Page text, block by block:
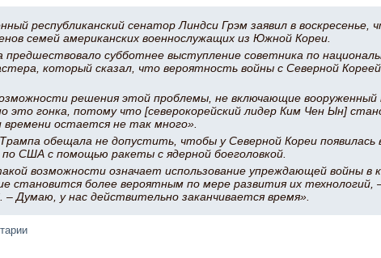
республиканский сенатор Линдси Грэм заявил в воскресенье,
семей американских военнослужащих из Южной Кореи.
предшествовало субботнее выступление советника по
который сказал, что вероятность войны с Северной
решения этой проблемы, не включающие вооруженный
это гонка, потому что [северокорейский лидер Ким Чен Ын]
времени остается не так много».
обещала не допустить, чтобы у Северной Кореи появилась
по США с помощью ракеты с ядерной боеголовкой.
возможности означает использование упреждающей войны в
становится более вероятным по мере развития их технологий,
– Думаю, у нас действительно заканчивается время».